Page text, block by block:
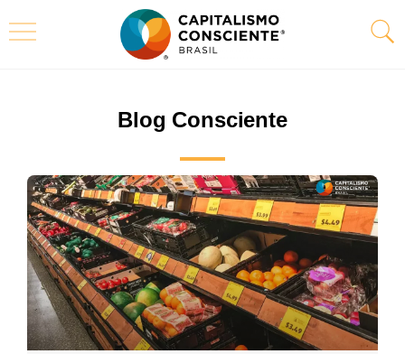
Blog Consciente